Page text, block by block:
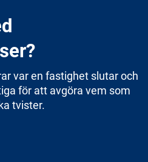
var en fastighet slutar och
för att avgöra vem som
tvister.